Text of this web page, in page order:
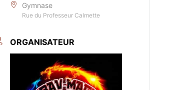
Gymnase
Rue du Professeur Calmette
ORGANISATEUR